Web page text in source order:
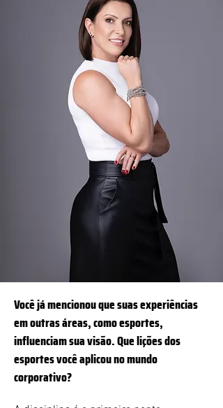
Você já mencionou que suas experiências
em outras áreas, como esportes,
influenciam sua visão. Que lições dos
esportes você aplicou no mundo
corporativo?